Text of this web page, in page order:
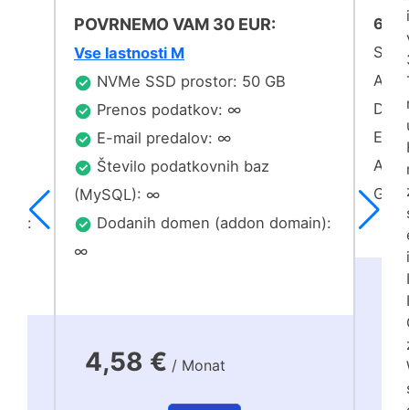
POVRNEMO VAM 30 EUR:
Vse lastnosti M
NVMe SSD prostor: 50 GB
Prenos podatkov: ∞
E-mail predalov: ∞
Število podatkovnih baz
(MySQL): ∞
Dodanih domen (addon domain):
∞
4,58 € / Monat
66%
Alle
E-